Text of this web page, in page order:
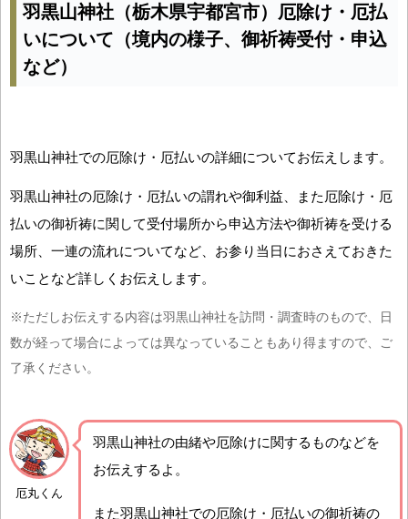
羽黒山神社（栃木県宇都宮市）厄除け・厄払
いについて（境内の様子、御祈祷受付・申込
など）
羽黒山神社での厄除け・厄払いの詳細についてお伝えします。
羽黒山神社の厄除け・厄払いの謂れや御利益、また厄除け・厄
払いの御祈祷に関して受付場所から申込方法や御祈祷を受ける
場所、一連の流れについてなど、お参り当日におさえておきた
いことなど詳しくお伝えします。
※ただしお伝えする内容は羽黒山神社を訪問・調査時のもので、日
数が経って場合によっては異なっていることもあり得ますので、ご
了承ください。
厄丸くん
羽黒山神社の由緒や厄除けに関するものなどを
お伝えするよ。
また羽黒山神社での厄除け・厄払いの御祈祷の